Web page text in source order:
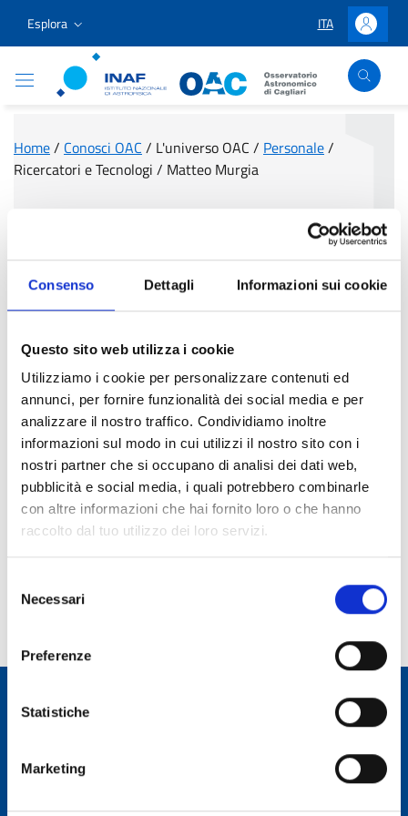
Consenso Dettagli Informazioni sui cookie
Questo sito web utilizza i cookie
Utilizziamo i cookie per personalizzare contenuti ed
annunci, per fornire funzionalità dei social media e per
analizzare il nostro traffico. Condividiamo inoltre
informazioni sul modo in cui utilizzi il nostro sito con i
nostri partner che si occupano di analisi dei dati web,
pubblicità e social media, i quali potrebbero combinarle
con altre informazioni che hai fornito loro o che hanno
raccolto dal tuo utilizzo dei loro servizi.
delNecessari
Preferenze
Statistiche
Marketing
Vai ai contenuti
Vai al menu di navigazione
Vai al footer
Esplora LINGUA
ITA Accedi
Osservatorio Astronomico Cagliari
Home/ Conosci OAC / L'universo OAC / Personale/
Ricercatori e Tecnologi / Matteo Murgia
Ruolo:
Primo Ricercatore
Telefono:
070 71180255
Incarico dal: